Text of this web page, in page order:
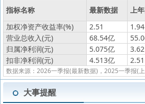
指标名称 最新数据 上
加权净资产收益率(%)
2.51 1.94
营业总收入(元)
68.54亿
归属净利润(元)
5.075亿
扣非净利润(元)
4.513亿
数据来源：2026一季报(最新数据)，2025一季报(
大事提醒